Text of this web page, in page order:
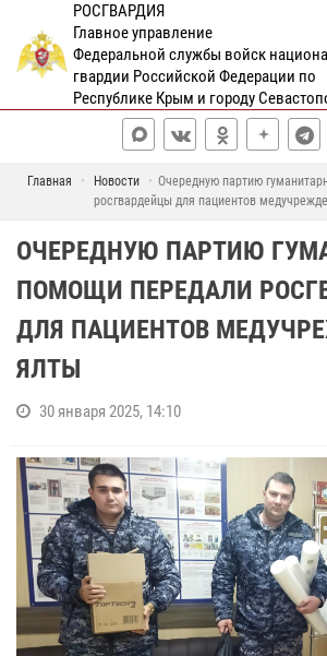
РОСГВАРДИЯ
Главное управление
Федеральной службы войск
гвардии Российской Федерации по
Республике Крым и городу
Главная Новости
Очередную партию
росгвардейцы для пациентов
ОЧЕРЕДНУЮ ПАРТИЮ
ПОМОЩИ ПЕРЕДАЛИ
ДЛЯ ПАЦИЕНТОВ
ЯЛТЫ
30 января 2025, 14:10